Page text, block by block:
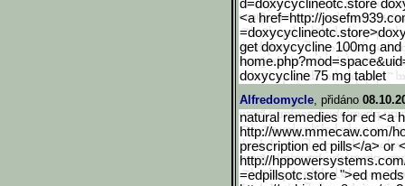
d=doxycyclineotc.store
<a href=http://
get doxycycline 100mg
doxycycline 75 mg tablet
Alfredomycle, přidáno
natural remedies for ed <a
http://www.mmecaw.com/
prescription ed pills</a> or
http://
=edpillsotc.store ">ed